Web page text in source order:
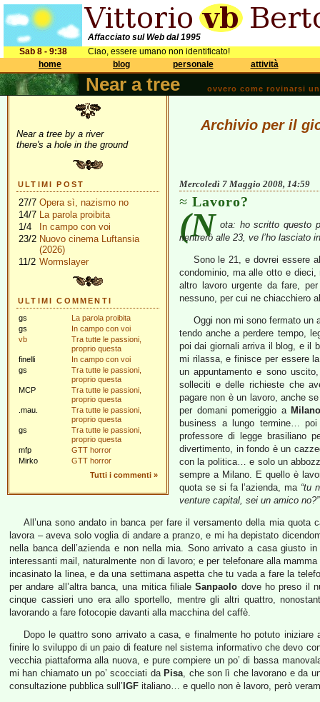
Affacciato sul Web dal 1995
Sab 8 - 9:38
Ciao, essere umano non identificato!
home
blog personale attività
Near a tree ovvero come rovinarsi
Near a tree by a river
there's a hole in the ground
ULTIMI POST
27/7 Opera sì, nazismo no
14/7 La parola proibita
1/4
In campo con voi
23/2 Nuovo cinema Luftansia
(2026)
11/2 Wormslayer
ULTIMI COMMENTI
gs
La parola proibita
gs
In campo con voi
vb
Tra tutte le passioni,
proprio questa
finelli
In campo con voi
gs
Tra tutte le passioni,
proprio questa
MCP
Tra tutte le passioni,
proprio questa
.mau.
Tra tutte le passioni,
proprio questa
gs
Tra tutte le passioni,
proprio questa
mfp
GTT horror
Mirko
GTT horror
Tutti i commenti »
Archivio per il
Mercoledì 7 Maggio 2008, 14:59
Lavoro?
(N ota: ho scritto questo
rientrerò alle 23, ve l’ho lasciato
Sono le 21, e dovrei essere
condominio, ma alle otto e dieci,
altro lavoro urgente da fare,
nessuno, per cui ne chiacchiero
Oggi non mi sono fermato un
tendo anche a perdere tempo,
poi dai giornali arriva il blog, e il
mi rilassa, e finisce per essere
un appuntamento e sono
solleciti e delle richieste che
pagare non è un lavoro, anche
per domani pomeriggio a
business a lungo termine…
professore di legge brasiliano
divertimento, in fondo è un
con la politica… e solo un
sempre a Milano. E quello è
quota se si fa l’azienda, ma “tu
venture capital, sei un amico no?”
All’una sono andato in banca per fare il versamento della mia quota
lavora – aveva solo voglia di andare a pranzo, e mi ha depistato
nella banca dell’azienda e non nella mia. Sono arrivato a casa giusto
interessanti mail, naturalmente non di lavoro; e per telefonare alla
incasinato la linea, e da una settimana aspetta che tu vada a fare la
per andare all’altra banca, una mitica filialeSanpaolo dove ho preso il
cinque cassieri uno era allo sportello, mentre gli altri quattro,
lavorando a fare fotocopie davanti alla macchina del caffè.
Dopo le quattro sono arrivato a casa, e finalmente ho potuto
finire lo sviluppo di un paio di feature nel sistema informativo che devo
vecchia piattaforma alla nuova, e pure compiere un po’ di bassa
mi han chiamato un po’ scocciati da Pisa, che son lì che lavorano e da
consultazione pubblica sull’ IGF italiano… e quello non è lavoro, però